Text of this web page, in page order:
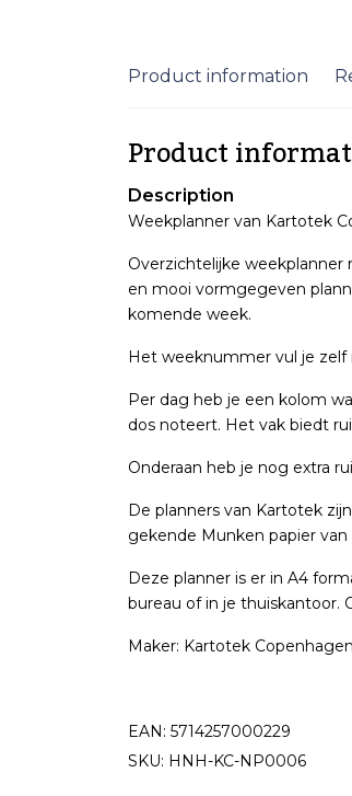
Product information
Product
Description
Weekplanner van Kartotek
Overzichtelijke
en mooi vormgegeven
komende week.
Het weeknummer vul je zelf
Per dag heb je een kolom
dos noteert. Het vak biedt
Onderaan heb je nog extra
De planners van Kartotek
gekende Munken papier
Deze planner is er in A4
bureau of in je thuiskantoor.
Maker: Kartotek
EAN: 5714257000229
SKU: HNH-KC-NP0006